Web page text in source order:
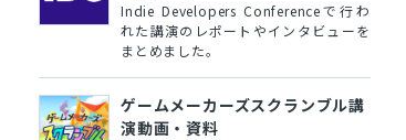
Indie Developers Conferenceで行わ
れた講演のレポートやインタビューを
まとめました。
ゲームメーカーズスクランブル講
演動画・資料